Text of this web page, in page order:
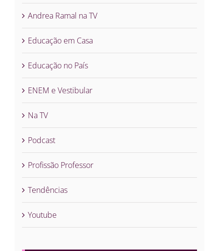
Andrea Ramal na TV
Educação em Casa
Educação no País
ENEM e Vestibular
Na TV
Podcast
Profissão Professor
Tendências
Youtube